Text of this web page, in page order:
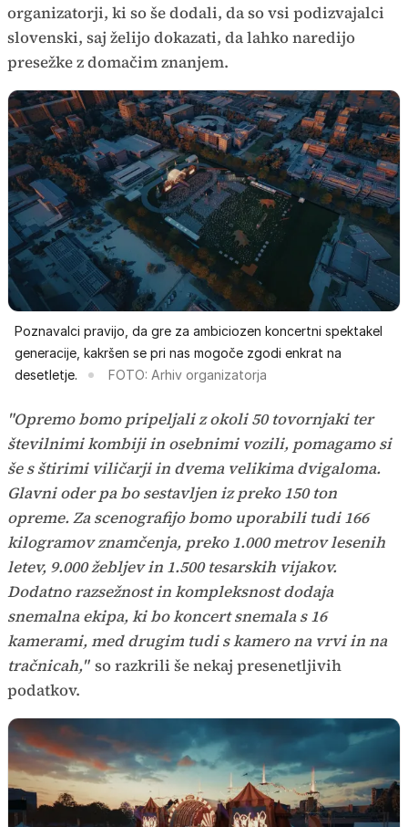
organizatorji, ki so še dodali, da so vsi podizvajalci
slovenski, saj želijo dokazati, da lahko naredijo
presežke z domačim znanjem.
Poznavalci pravijo, da gre za ambiciozen koncertni spektakel
generacije, kakršen se pri nas mogoče zgodi enkrat na
desetletje.
FOTO: Arhiv organizatorja
"Opremo bomo pripeljali z okoli 50 tovornjaki ter
številnimi kombiji in osebnimi vozili, pomagamo si
še s štirimi viličarji in dvema velikima dvigaloma.
Glavni oder pa bo sestavljen iz preko 150 ton
opreme. Za scenografijo bomo uporabili tudi 166
kilogramov znamčenja, preko 1.000 metrov lesenih
letev, 9.000 žebljev in 1.500 tesarskih vijakov.
Dodatno razsežnost in kompleksnost dodaja
snemalna ekipa, ki bo koncert snemala s 16
kamerami, med drugim tudi s kamero na vrvi in na
tračnicah," so razkrili še nekaj presenetljivih
podatkov.